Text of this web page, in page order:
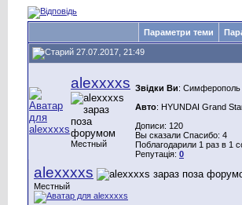
Параметри теми
27.07.2017, 21:49
alexxxxs
Местный
Звідки Ви: Симферополь
Авто: HYUNDAI Grand
Дописи: 120
Вы сказали Спасибо: 4
Поблагодарили 1 раз в 1
Репутація: 0
alexxxxs
Местный